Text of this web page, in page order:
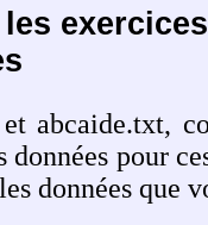
abcaide.txt,
données pour
données que